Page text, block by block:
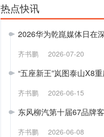
热点快讯
2026华为乾崑媒体日在
齐书鹏 2026-07-20
“五座新王”岚图泰山X8
齐书鹏 2026-06-15
东风柳汽第十届67品牌
齐书鹏 2026-06-08